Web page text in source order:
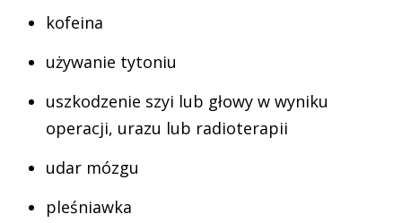
kofeina
używanie tytoniu
uszkodzenie szyi lub głowy w wyniku
operacji, urazu lub radioterapii
udar mózgu
pleśniawka